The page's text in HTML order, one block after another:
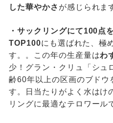
した華やかさ が感じられま
・サックリングにて100点
TOP100にも選ばれた、極
す。。この年の生産量はわ
少！グラン・クリュ「シュ
齢60年以上の区画のブドウ
す。日当たりがよく水はけ
リングに最適なテロワール